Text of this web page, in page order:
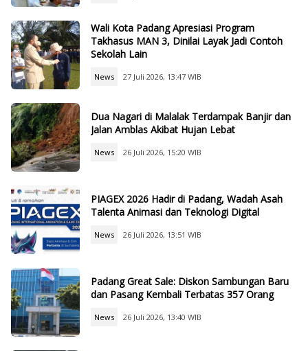
Wali Kota Padang Apresiasi Program
Takhasus MAN 3, Dinilai Layak Jadi Contoh
Sekolah Lain
News 27 Juli 2026, 13:47 WIB
Dua Nagari di Malalak Terdampak Banjir dan
Jalan Amblas Akibat Hujan Lebat
News 26 Juli 2026, 15:20 WIB
PIAGEX 2026 Hadir di Padang, Wadah Asah
Talenta Animasi dan Teknologi Digital
News 26 Juli 2026, 13:51 WIB
Padang Great Sale: Diskon Sambungan Baru
dan Pasang Kembali Terbatas 357 Orang
News 26 Juli 2026, 13:40 WIB